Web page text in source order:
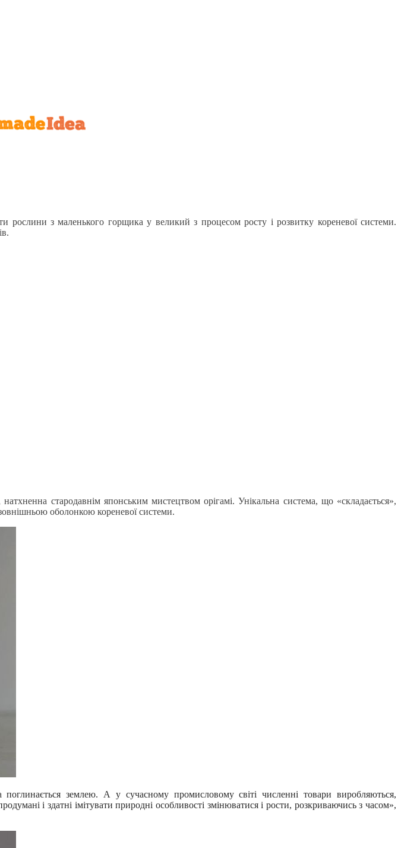
рослини з маленького горщика у великий з процесом росту і розвитку кореневої системи.
стародавнім японським мистецтвом орігамі. Унікальна система, що «складається»,
оболонкою кореневої системи.
землею. А у сучасному промисловому світі численні товари виробляються,
і здатні імітувати природні особливості змінюватися і рости, розкриваючись з часом»,